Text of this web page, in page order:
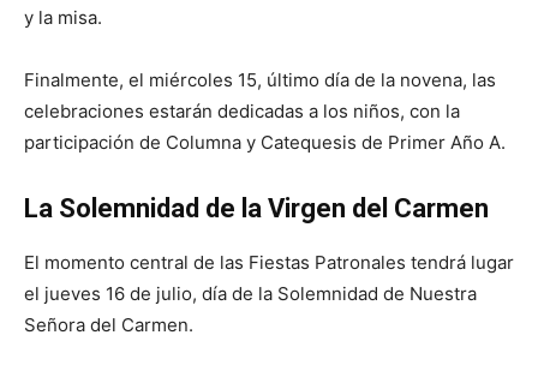
y la misa.
Finalmente, el miércoles 15, último día de la novena, las
celebraciones estarán dedicadas a los niños, con la
participación de Columna y Catequesis de Primer Año A.
La Solemnidad de la Virgen del Carmen
El momento central de las Fiestas Patronales tendrá lugar
el jueves 16 de julio, día de la Solemnidad de Nuestra
Señora del Carmen.